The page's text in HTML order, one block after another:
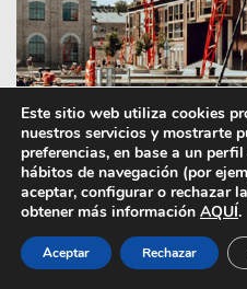
Este sitio web utiliza cookies
nuestros servicios y mostrarte
preferencias, en base a un
hábitos de navegación (por
aceptar, configurar o rechazar
obtener más información AQUÍ.
Aceptar Rechazar
Este sitio web utiliza cookies
nuestros servicios y mostrarte
preferencias, en base a un
hábitos de navegación (por
aceptar, configurar o rechazar
obtener más información AQUÍ.
Aceptar Rechazar